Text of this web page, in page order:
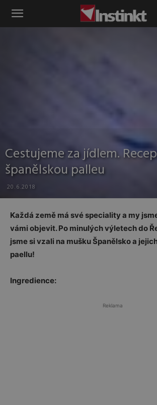
Instinkt
Cestujeme za jídlem.
španělskou palleu
20.6.2018
Každá země má své speciality a my
vámi objevit. Po minulých výletech do
jsme si vzali na mušku Španělsko a
paellu!
Ingredience:
Reklama